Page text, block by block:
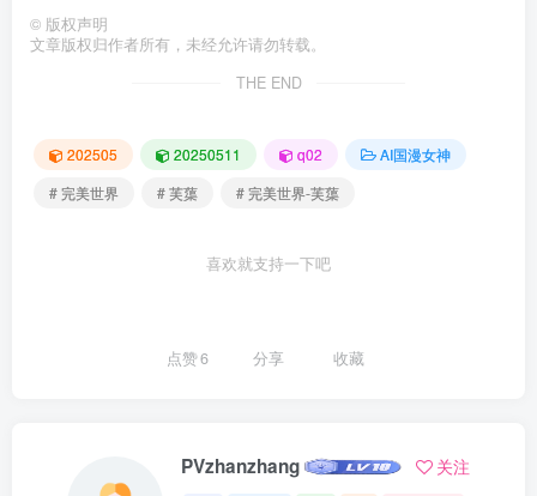
© 版权声明
文章版权归作者所有，未经允许请勿转载。
THE END
202505 20250511 q02
AI国漫女神
# 完美世界
# 芙蕖 # 完美世界-芙蕖
喜欢就支持一下吧
点赞6 分享 收藏
PVzhanzhang 关注